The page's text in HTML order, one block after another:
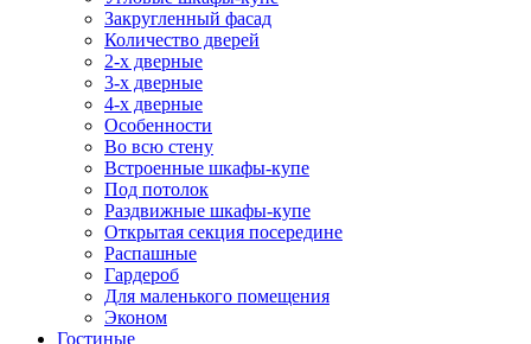
Закругленный фасад
Количество дверей
2-х дверные
3-х дверные
4-х дверные
Особенности
Во всю стену
Встроенные шкафы-купе
Под потолок
Раздвижные шкафы-купе
Открытая секция посередине
Распашные
Гардероб
Для маленького помещения
Эконом
Гостиные